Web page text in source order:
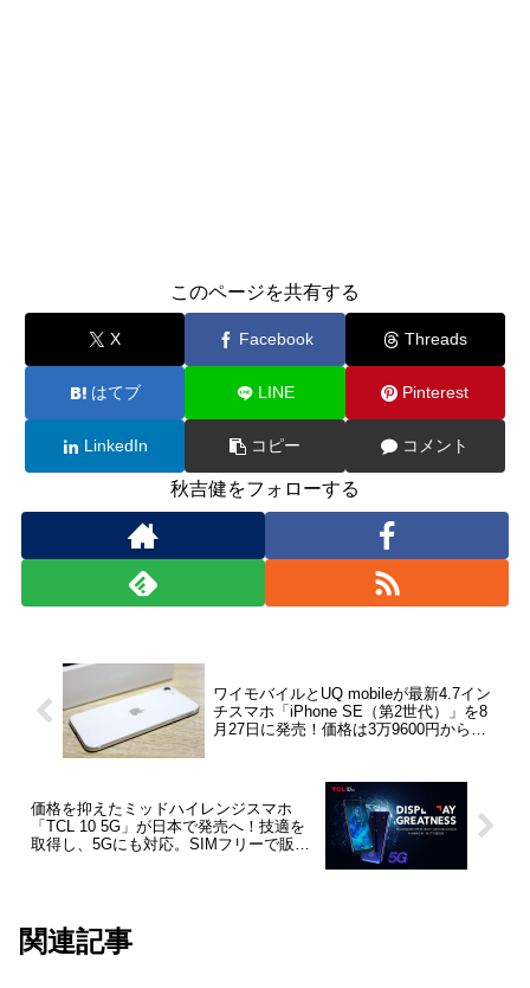
このページを共有する
X Facebook Threads
はてブ LINE Pinterest
LinkedIn コピー コメント
秋吉健をフォローする
ワイモバイルとUQ mobileが最新4.7イン
チスマホ「iPhone SE（第2世代）」を8
月27日に発売！価格は3万9600円からと3
価格を抑えたミッドハイレンジスマホ
「TCL 10 5G」が日本で発売へ！技適を
取得し、5Gにも対応。SIMフリーで販売
関連記事